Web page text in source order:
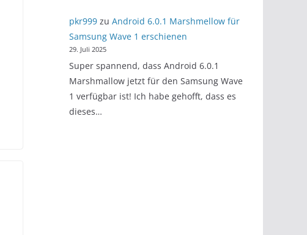
pkr999zu Android 6.0.1 Marshmellow für
Samsung Wave 1 erschienen
29. Juli 2025
Super spannend, dass Android 6.0.1
Marshmallow jetzt für den Samsung Wave
1 verfügbar ist! Ich habe gehofft, dass es
dieses…